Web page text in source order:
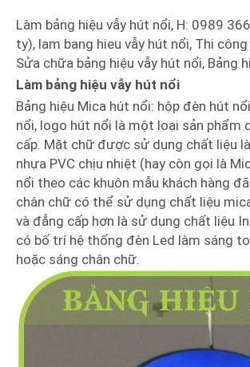
Làm bảng hiệu vẫy hút nổi, H: 0989
ty), lam bang hieu vẫy hút nổi, Thi
Sửa chữa bảng hiệu vẫy hút nổi, Bảng
Làm bảng hiệu vẫy hút nổi
Bảng hiệu Mica hút nổi: hộp đèn hút
nổi, logo hút nổi là một loại sản phẩm
cấp. Mặt chữ được sử dụng chất liệu
nhựa PVC chịu nhiệt (hay còn gọi là
nổi theo các khuôn mẫu khách hàng
chân chữ có thể sử dụng chất liệu
và đẳng cấp hơn là sử dụng chất liệu
có bố trí hệ thống đèn Led làm sáng
hoặc sáng chân chữ.